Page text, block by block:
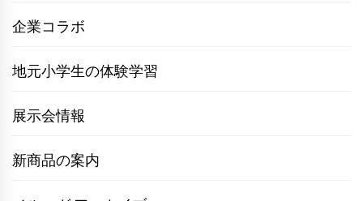
企業コラボ
地元小学生の体験学習
展示会情報
新商品の案内